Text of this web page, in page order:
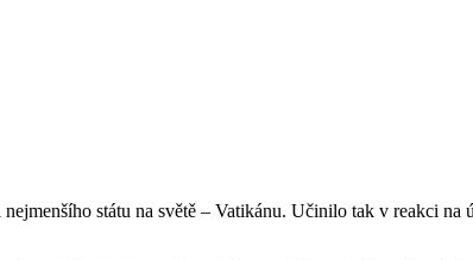
státu na světě – Vatikánu. Učinilo tak v reakci